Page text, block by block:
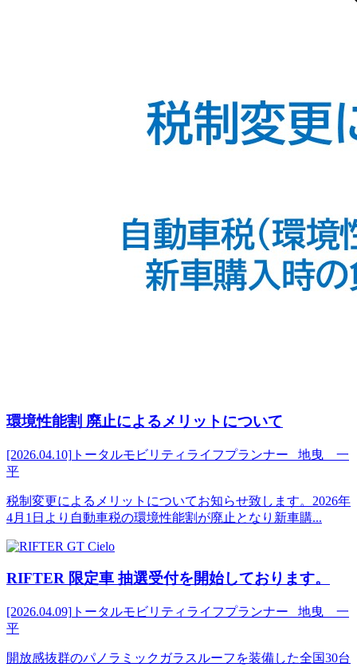
環境性能割 廃止によるメリットについて
[2026.04.10] トータルモビリティライフプランナー 地曳 一
平
税制変更によるメリットについてお知らせ致します。2026年
4月1日より自動車税の環境性能割が廃止となり新車購...
RIFTER 限定車 抽選受付を開始しております。
[2026.04.09] トータルモビリティライフプランナー 地曳 一
平
開放感抜群のパノラミックガラスルーフを装備した全国30台